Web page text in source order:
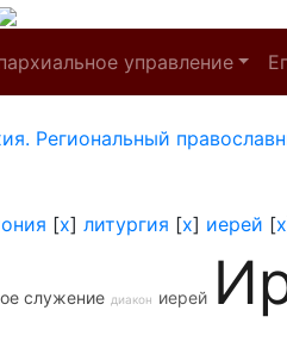
управление
Региональный
[x] литургия [x] иерей [x
служение диакон иерей